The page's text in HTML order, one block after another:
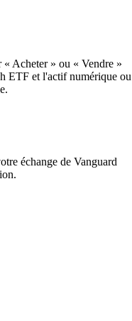
« Acheter » ou « Vendre »
ETF et l'actif numérique ou
échange de Vanguard